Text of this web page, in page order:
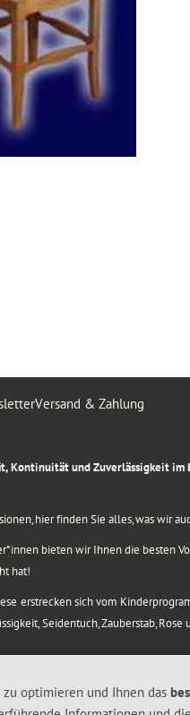
Versand & Zahlung
Kontinuität und Zuverlässigkeit
hier finden Sie alles, was wir
bieten wir Ihnen die besten
hat!
erstrecken sich vom
Seidentuch, Zauberstab, Rose
optimieren und Ihnen das